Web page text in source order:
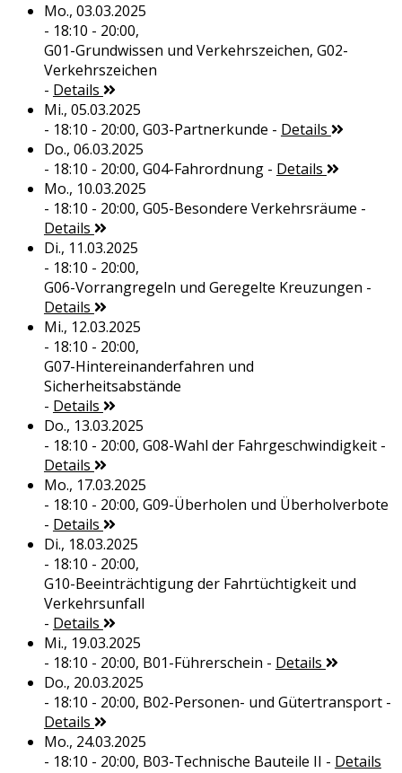
Mo., 03.03.2025
- 18:10 - 20:00,
G01-Grundwissen und Verkehrszeichen, G02-
Verkehrszeichen
- Details
Mi., 05.03.2025
- 18:10 - 20:00, G03-Partnerkunde - Details
Do., 06.03.2025
- 18:10 - 20:00, G04-Fahrordnung- Details
Mo., 10.03.2025
- 18:10 - 20:00, G05-Besondere Verkehrsräume -
Details
Di., 11.03.2025
- 18:10 - 20:00,
G06-Vorrangregeln und Geregelte Kreuzungen -
Details
Mi., 12.03.2025
- 18:10 - 20:00,
G07-Hintereinanderfahren und
Sicherheitsabstände
- Details
Do., 13.03.2025
- 18:10 - 20:00, G08-Wahl der Fahrgeschwindigkeit-
Details
Mo., 17.03.2025
- 18:10 - 20:00, G09-Überholen und Überholverbote
- Details
Di., 18.03.2025
- 18:10 - 20:00,
G10-Beeinträchtigung der Fahrtüchtigkeit und
Verkehrsunfall
- Details
Mi., 19.03.2025
- 18:10 - 20:00, B01-Führerschein - Details
Do., 20.03.2025
- 18:10 - 20:00, B02-Personen- und Gütertransport-
Details
Mo., 24.03.2025
- 18:10 - 20:00, B03-Technische Bauteile II - Details